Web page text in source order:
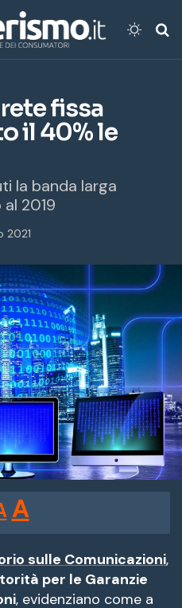
fissa
il 40% le
la banda larga
2019
2021
Restablecer
tamaño
de
fuente
AAumentar
tamaño
de
sulle Comunicazioni,
per le Garanzie
, evidenziano come a